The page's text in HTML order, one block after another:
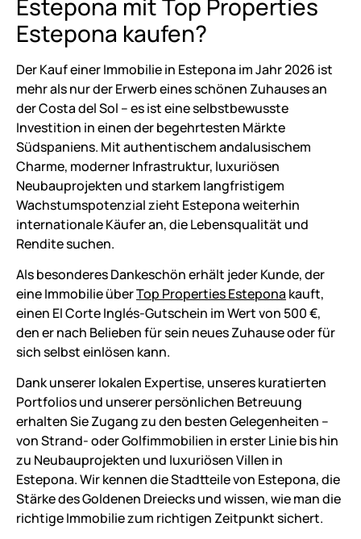
Estepona kaufen?
Der Kauf einer Immobilie in Estepona im Jahr 2026 ist
mehr als nur der Erwerb eines schönen Zuhauses an
der Costa del Sol – es ist eine selbstbewusste
Investition in einen der begehrtesten Märkte
Südspaniens. Mit authentischem andalusischem
Charme, moderner Infrastruktur, luxuriösen
Neubauprojekten und starkem langfristigem
Wachstumspotenzial zieht Estepona weiterhin
internationale Käufer an, die Lebensqualität und
Rendite suchen.
Als besonderes Dankeschön erhält jeder Kunde, der
eine Immobilie überTop Properties Estepona kauft,
einen El Corte Inglés-Gutschein im Wert von 500 €,
den er nach Belieben für sein neues Zuhause oder für
sich selbst einlösen kann.
Dank unserer lokalen Expertise, unseres kuratierten
Portfolios und unserer persönlichen Betreuung
erhalten Sie Zugang zu den besten Gelegenheiten –
von Strand- oder Golfimmobilien in erster Linie bis hin
zu Neubauprojekten und luxuriösen Villen in
Estepona. Wir kennen die Stadtteile von Estepona, die
Stärke des Goldenen Dreiecks und wissen, wie man die
richtige Immobilie zum richtigen Zeitpunkt sichert.